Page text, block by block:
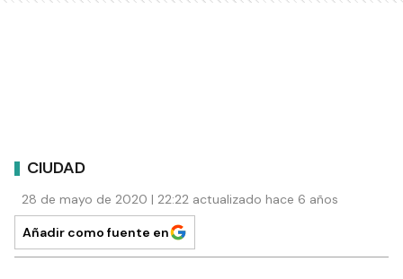
CIUDAD
28 de mayo de 2020 | 22:22 actualizado hace 6 años
Añadir como fuente en